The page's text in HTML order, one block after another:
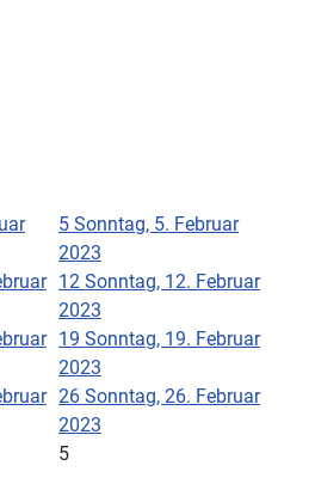
5 Sonntag, 5. Februar
2023
12 Sonntag, 12. Februar
2023
19 Sonntag, 19. Februar
2023
26 Sonntag, 26. Februar
2023
5